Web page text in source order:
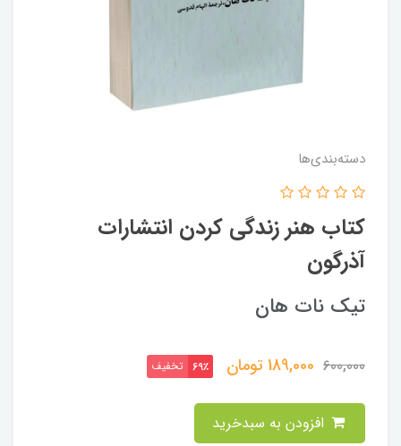
دسته‌بندی‌ها
کتاب هنر زندگی کردن انتشارات
آذرگون
تیک نات هان
600,000
189,000تومان 69٪ تخفیف